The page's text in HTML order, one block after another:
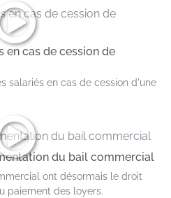
en cas de cession de
salariés en cas de cession d'une
du bail commercial
ont désormais le droit
paiement des loyers.